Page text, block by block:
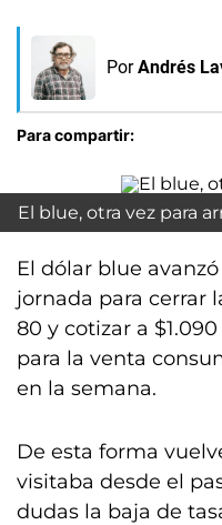
Por Andrés
Para compartir:
El blue, otra vez para
El dólar blue
jornada para cerrar
80 y cotizar a
para la venta
en la semana.
De esta forma
visitaba desde el
dudas la baja de